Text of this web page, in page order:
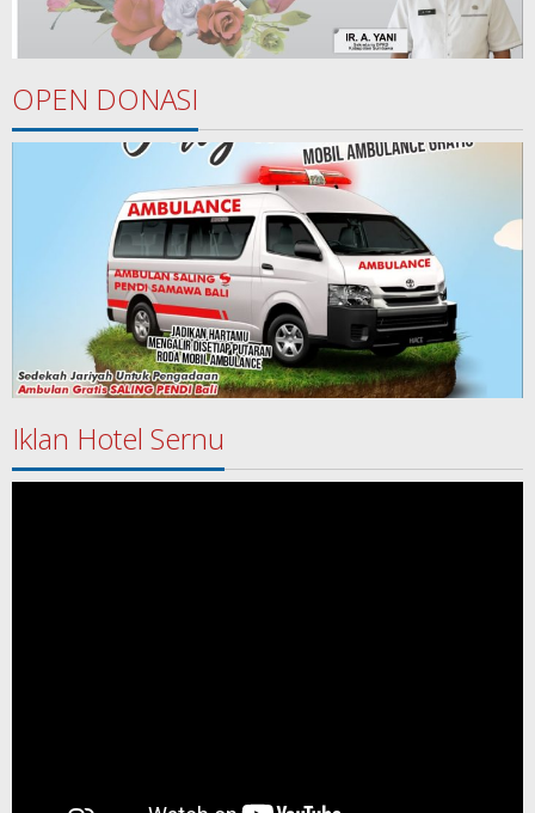
OPEN DONASI
Iklan Hotel Sernu